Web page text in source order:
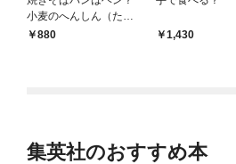
小麦のへんしん（たく
さんのふしぎ2026年8
880 1,430
集英社のおすすめ本